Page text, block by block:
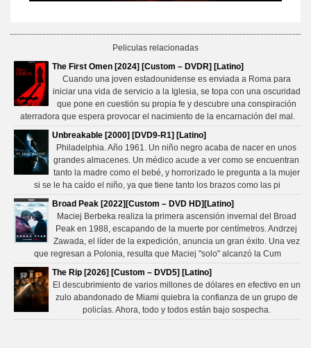
Peliculas relacionadas
The First Omen [2024] [Custom – DVDR] [Latino]
Cuando una joven estadounidense es enviada a Roma para
iniciar una vida de servicio a la Iglesia, se topa con una oscuridad
que pone en cuestión su propia fe y descubre una conspiración
aterradora que espera provocar el nacimiento de la encarnación del mal.
Unbreakable [2000] [DVD9-R1] [Latino]
Philadelphia. Año 1961. Un niño negro acaba de nacer en unos
grandes almacenes. Un médico acude a ver como se encuentran
tanto la madre como el bebé, y horrorizado le pregunta a la mujer
si se le ha caído el niño, ya que tiene tanto los brazos como las pi
Broad Peak [2022][Custom – DVD HD][Latino]
Maciej Berbeka realiza la primera ascensión invernal del Broad
Peak en 1988, escapando de la muerte por centímetros. Andrzej
Zawada, el líder de la expedición, anuncia un gran éxito. Una vez
que regresan a Polonia, resulta que Maciej "solo" alcanzó la Cum
The Rip [2026] [Custom – DVD5] [Latino]
El descubrimiento de varios millones de dólares en efectivo en un
zulo abandonado de Miami quiebra la confianza de un grupo de
policías. Ahora, todo y todos están bajo sospecha.